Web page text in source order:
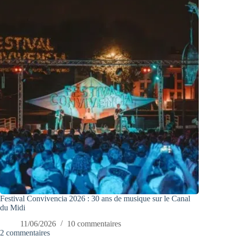
Festival Convivencia 2026 : 30 ans de musique sur le Canal
du Midi
11/06/2026
10 commentaires
2 commentaires